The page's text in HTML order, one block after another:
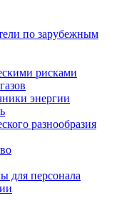
по зарубежным
рисками
энергии
разнообразия
для персонала